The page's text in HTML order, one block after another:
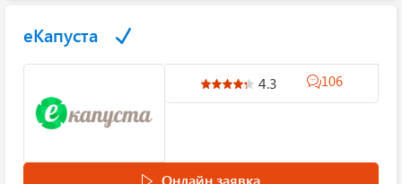
еКапуста
4.3 106
Онлайн заявка